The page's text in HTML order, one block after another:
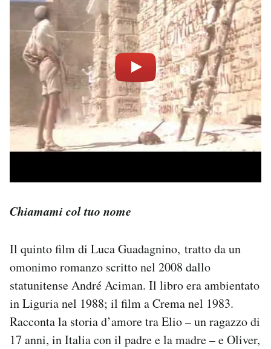
Chiamami col tuo nome
Il quinto film di Luca Guadagnino, tratto da un
omonimo romanzo scritto nel 2008 dallo
statunitense André Aciman. Il libro era ambientato
in Liguria nel 1988; il film a Crema nel 1983.
Racconta la storia d’amore tra Elio – un ragazzo di
17 anni, in Italia con il padre e la madre – e Oliver,